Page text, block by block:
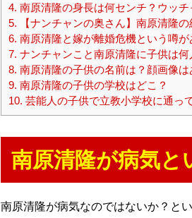
4. 南原清隆の身長は何センチ？ウッ
5. 【ナンチャンの奥さん】南原清隆
6. 南原清隆と嫁が離婚危機という噂
7. ナンチャンこと南原清隆に子供は
8. 南原清隆の子供の名前は？顔画像は
9. 南原清隆の子供の学校はどこ？
10. 芸能人の子供で立教小学校に通っ
南原清隆が病気と
南原清隆が病気なのではないか？と